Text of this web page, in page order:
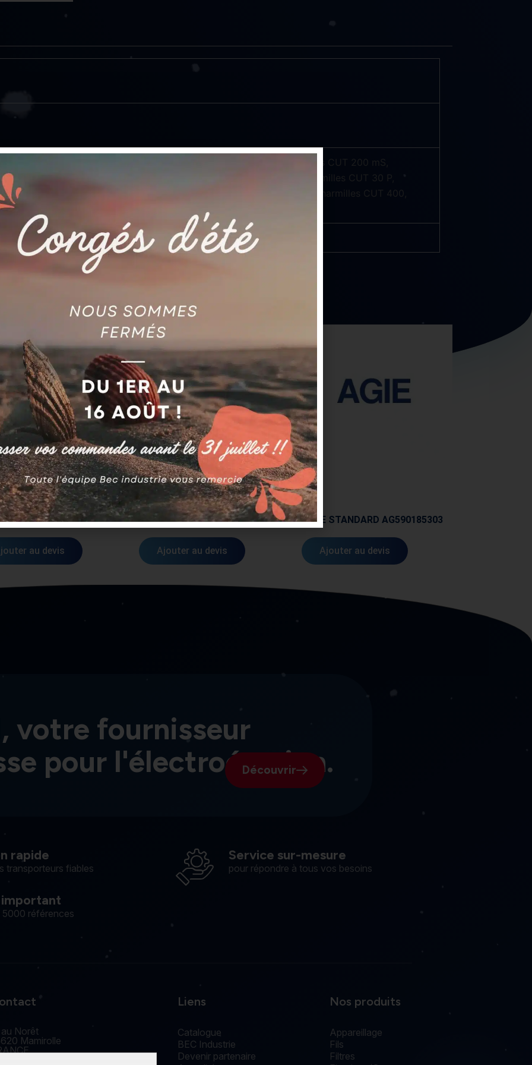
20, AgieCharmilles CUT 20 P, AgieCharmilles CUT 200, AgieCharmilles CUT 200 mS,
200 P, AgieCharmilles CUT 200 Sp, AgieCharmilles CUT 30, AgieCharmilles CUT 30 P,
300, AgieCharmilles CUT 300 mS, AgieCharmilles CUT 300 Sp, AgieCharmilles CUT 400,
Sp, Charmilles FI 230 F, Charmilles FI 330 F
à fil Agie Charmilles (EDM)
DE FREIN (1 JEU = 2
AG590326604
au devis
AGIE
JOINT AG325009149
Ajouter au devis
AGIE
BUSE STANDARD AG590185303
Ajouter au devis
votre fournisseur
pour l'électroérosion.
Découvrir
rapide
transporteurs fiables
Service sur-mesure
pour répondre à tous vos besoins
5000 références
Norêt
Mamirolle
Liens
Catalogue
BEC Industrie
Devenir partenaire
Nos produits
Appareillage
Fils
Filtres